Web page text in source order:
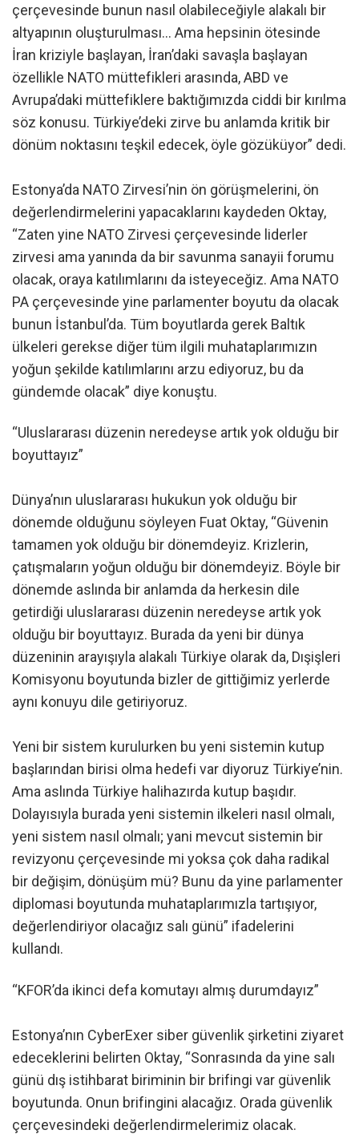
çerçevesinde bunun nasıl olabileceğiyle alakalı bir
altyapının oluşturulması… Ama hepsinin ötesinde
İran kriziyle başlayan, İran’daki savaşla başlayan
özellikle NATO müttefikleri arasında, ABD ve
Avrupa’daki müttefiklere baktığımızda ciddi bir kırılma
söz konusu. Türkiye’deki zirve bu anlamda kritik bir
dönüm noktasını teşkil edecek, öyle gözüküyor” dedi.
Estonya’da NATO Zirvesi’nin ön görüşmelerini, ön
değerlendirmelerini yapacaklarını kaydeden Oktay,
“Zaten yine NATO Zirvesi çerçevesinde liderler
zirvesi ama yanında da bir savunma sanayii forumu
olacak, oraya katılımlarını da isteyeceğiz. Ama NATO
PA çerçevesinde yine parlamenter boyutu da olacak
bunun İstanbul’da. Tüm boyutlarda gerek Baltık
ülkeleri gerekse diğer tüm ilgili muhataplarımızın
yoğun şekilde katılımlarını arzu ediyoruz, bu da
gündemde olacak” diye konuştu.
“Uluslararası düzenin neredeyse artık yok olduğu bir
boyuttayız”
Dünya’nın uluslararası hukukun yok olduğu bir
dönemde olduğunu söyleyen Fuat Oktay, “Güvenin
tamamen yok olduğu bir dönemdeyiz. Krizlerin,
çatışmaların yoğun olduğu bir dönemdeyiz. Böyle bir
dönemde aslında bir anlamda da herkesin dile
getirdiği uluslararası düzenin neredeyse artık yok
olduğu bir boyuttayız. Burada da yeni bir dünya
düzeninin arayışıyla alakalı Türkiye olarak da, Dışişleri
Komisyonu boyutunda bizler de gittiğimiz yerlerde
aynı konuyu dile getiriyoruz.
Yeni bir sistem kurulurken bu yeni sistemin kutup
başlarından birisi olma hedefi var diyoruz Türkiye’nin.
Ama aslında Türkiye halihazırda kutup başıdır.
Dolayısıyla burada yeni sistemin ilkeleri nasıl olmalı,
yeni sistem nasıl olmalı; yani mevcut sistemin bir
revizyonu çerçevesinde mi yoksa çok daha radikal
bir değişim, dönüşüm mü? Bunu da yine parlamenter
diplomasi boyutunda muhataplarımızla tartışıyor,
değerlendiriyor olacağız salı günü” ifadelerini
kullandı.
“KFOR’da ikinci defa komutayı almış durumdayız”
Estonya’nın CyberExer siber güvenlik şirketini ziyaret
edeceklerini belirten Oktay, “Sonrasında da yine salı
günü dış istihbarat biriminin bir brifingi var güvenlik
boyutunda. Onun brifingini alacağız. Orada güvenlik
çerçevesindeki değerlendirmelerimiz olacak.